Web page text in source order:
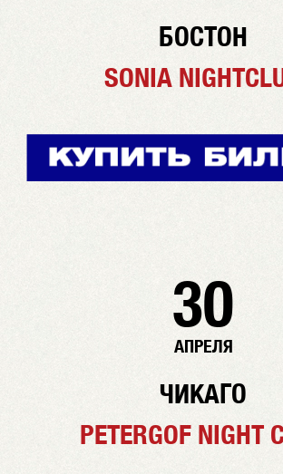
БОСТОН
SONIA
30
АПРЕЛЯ
ЧИКАГО
PETERGOF NIGHT